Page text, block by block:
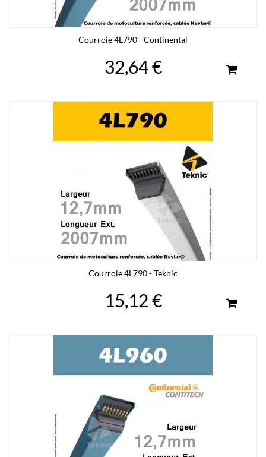
Courroie 4L790 - Continental
32,64 €
Courroie 4L790 - Teknic
15,12 €